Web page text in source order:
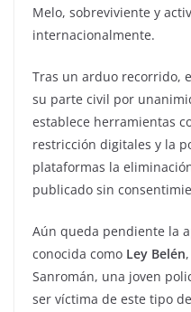
Melo, sobreviviente y
internacionalmente.
Tras un arduo recorrido,
su parte civil por
establece herramientas
restricción digitales y la
plataformas la
publicado sin
Aún queda pendiente la
conocida como Ley Belén
Sanromán, una joven
ser víctima de este tipo